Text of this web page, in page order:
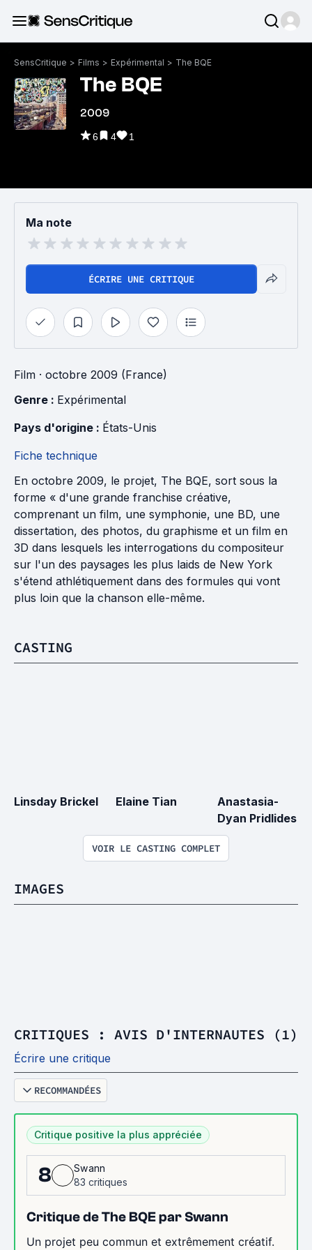
SensCritique > Films > Expérimental > The BQE
The BQE
2009
6 4 1
Ma note
ÉCRIRE UNE CRITIQUE
Film · octobre 2009 (France)
Genre : Expérimental
Pays d'origine : États-Unis
Fiche technique
En octobre 2009, le projet, The BQE, sort sous la
forme « d'une grande franchise créative,
comprenant un film, une symphonie, une BD, une
dissertation, des photos, du graphisme et un film en
3D dans lesquels les interrogations du compositeur
sur l'un des paysages les plus laids de New York
s'étend athlétiquement dans des formules qui vont
plus loin que la chanson elle-même.
CASTING
Linsday Brickel Elaine Tian
Anastasia-
Dyan Pridlides
VOIR LE CASTING COMPLET
IMAGES
CRITIQUES : AVIS D'INTERNAUTES (1)
Écrire une critique
RECOMMANDÉES
Critique positive la plus appréciée
8
Swann
83 critiques
Critique de The BQE par Swann
Un projet peu commun et extrêmement créatif.